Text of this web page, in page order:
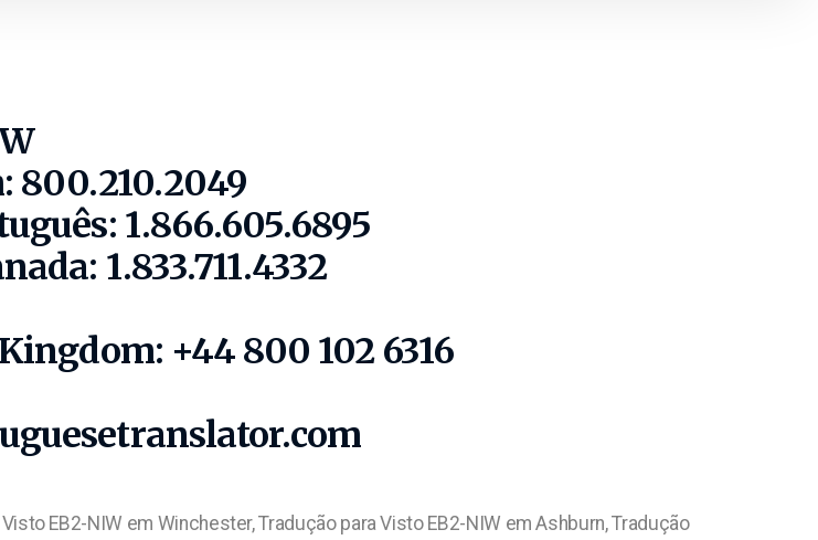
800.210.2049
1.866.605.6895
1.833.711.4332
+44 800 102 6316
EB2-NIW em Winchester, Tradução para Visto EB2-NIW em Ashburn, Tradução